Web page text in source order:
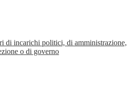
di incarichi politici, di amministrazione,
o di governo